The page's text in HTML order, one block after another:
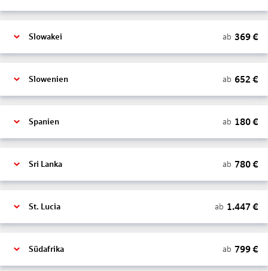
Slowakei ab 369€
Slowenien ab 652 €
Spanien ab 180€
Sri Lanka ab 780€
St. Lucia ab 1.447 €
Südafrika ab 799€